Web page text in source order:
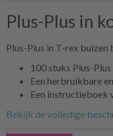
Plus-Plus in
Plus-Plus in T-rex buizen
100 stuks Plus-Plus
Een herbruikbare
Een instructieboek
Bekijk de volledige